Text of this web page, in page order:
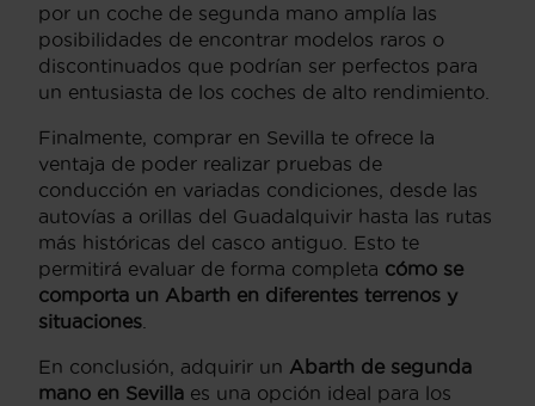
por un coche de segunda mano amplía las
posibilidades de encontrar modelos raros o
discontinuados que podrían ser perfectos para
un entusiasta de los coches de alto rendimiento.
Finalmente, comprar en Sevilla te ofrece la
ventaja de poder realizar pruebas de
conducción en variadas condiciones, desde las
autovías a orillas del Guadalquivir hasta las rutas
más históricas del casco antiguo. Esto te
permitirá evaluar de forma completa cómo se
comporta un Abarth en diferentes terrenos y
situaciones
En conclusión, adquirir un Abarth de segunda
mano en Sevilla es una opción ideal para los